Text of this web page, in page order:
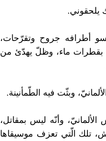
يلحقوني.
أطرافه جروح وتقرّحات،
بقطرات ماء، وظلّ يهدّئ من
وبثّت فيه الطّمأنينة.
وأنّه ليس بمقاتل،
تلك الّتي تعزف موسيقاها